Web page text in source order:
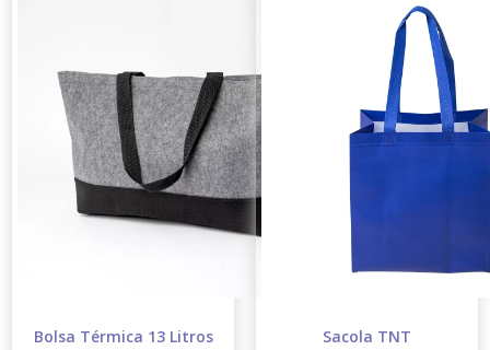
Bolsa Térmica 13 Litros Sacola TNT